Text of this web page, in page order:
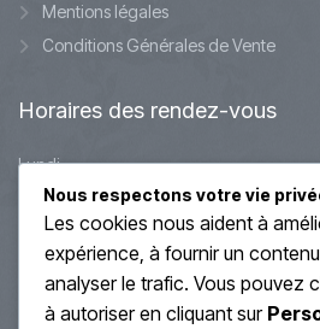
Mentions légales
Conditions Générales de Vente
Horaires des rendez-vous
Lundi
Mardi
Mercredi
Jeudi
Vendredi
Nous respectons votre vie
Les cookies nous aident à
expérience, à fournir un
analyser le trafic. Vous pouvez
à autoriser en cliquant sur